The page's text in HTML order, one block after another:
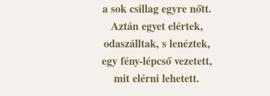
a sok csillag egyre nőtt.
Aztán egyet elértek,
odaszálltak, s lenéztek,
egy fény-lépcső vezetett,
mit elérni lehetett.